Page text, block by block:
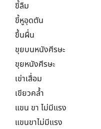
ขี้ลืม
ขี้หูอุดตัน
ขึ้นผื่น
ขุยบนหนังศีรษะ
ขุยหนังศีรษะ
เข่าเสื่อม
เขียวคล้ำ
แขน ขา ไม่มีแรง
แขนขาไม่มีแรง